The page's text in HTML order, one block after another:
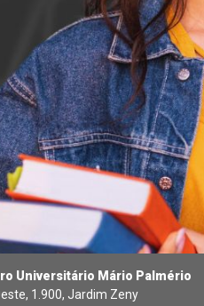
Universitário Mário Palmério
1.900, Jardim Zeny